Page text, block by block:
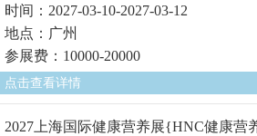
时间：2027-03-10-2027-03-12
地点：广州
参展费：10000-20000
点击查看详情
2027上海国际健康营养展{HNC健康营